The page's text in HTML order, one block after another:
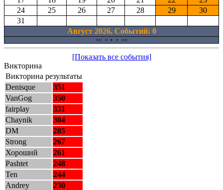
24
25 26 27 28 29
30
31
Август 2026, Cобытий: 0
<< < • > >>
[Показать все события]
Викторина
Викторина результаты
Denisque
351
VanGog
350
fairplay
331
Chaynik
304
DM
285
Strong
267
Хороший
261
Pashtet
248
Ten
244
Andrey
230